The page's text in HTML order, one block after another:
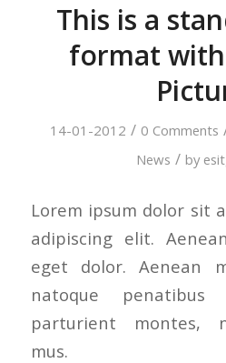
This is a
format
14-01-2012 / 0 Comments
News / by
Lorem ipsum dolor sit
adipiscing elit.
eget dolor. Aenean
natoque
parturient montes,
mus.